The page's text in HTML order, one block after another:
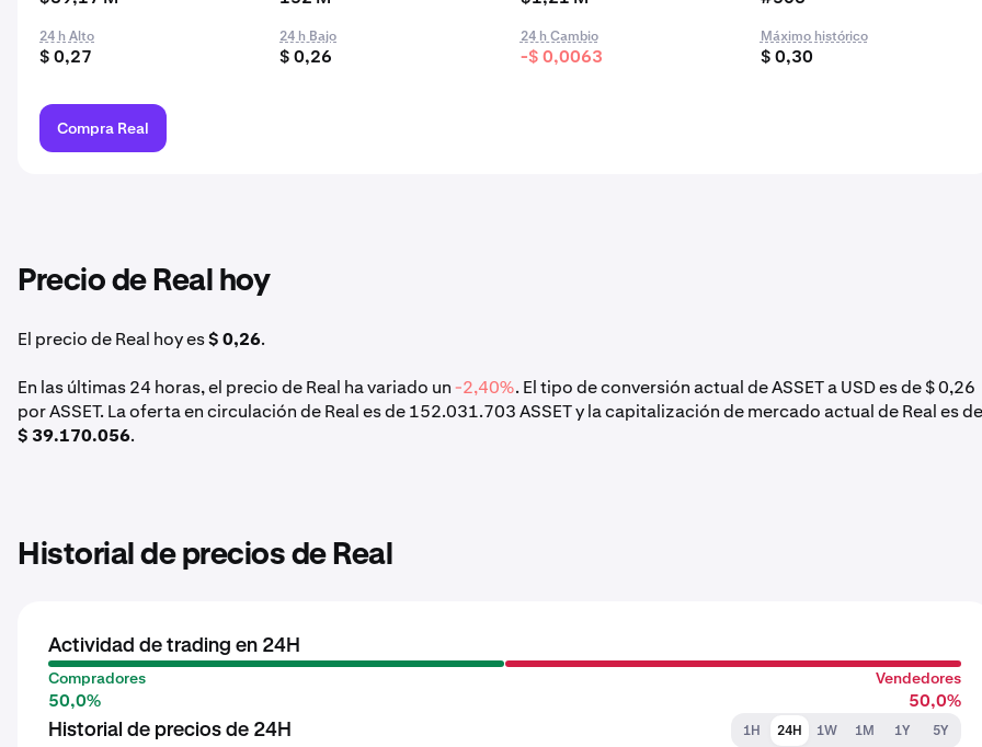
24 h Alto
$ 0,27
24 h Bajo
$ 0,26
24 h Cambio
-$ 0,0063
Máximo histórico
$ 0,30
Compra Real
Precio de Real hoy
El precio de Real hoy es$ 0,26.
En las últimas 24 horas, el precio de Real ha variado un-2,40%. El tipo de conversión actual de ASSET a USD es de $ 0,26
por ASSET. La oferta en circulación de Real es de 152.031.703 ASSET y la capitalización de mercado actual de Real es de
$ 39.170.056.
Historial de precios de Real
Actividad de trading en 24H
Compradores
50,0%
Vendedores
50,0%
Historial de precios de 24H 1H 24H 1W 1M 1Y
5Y